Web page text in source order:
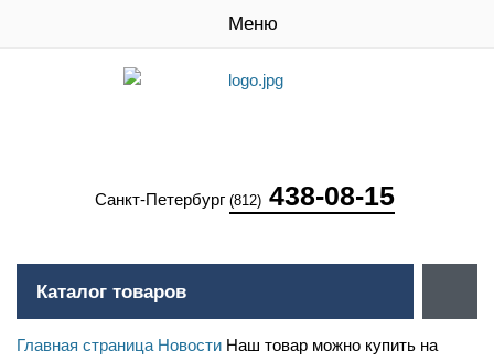
Меню
Санкт-Петербург (812) 438-08-15
Каталог товаров
Главная страница Новости Наш товар можно купить на